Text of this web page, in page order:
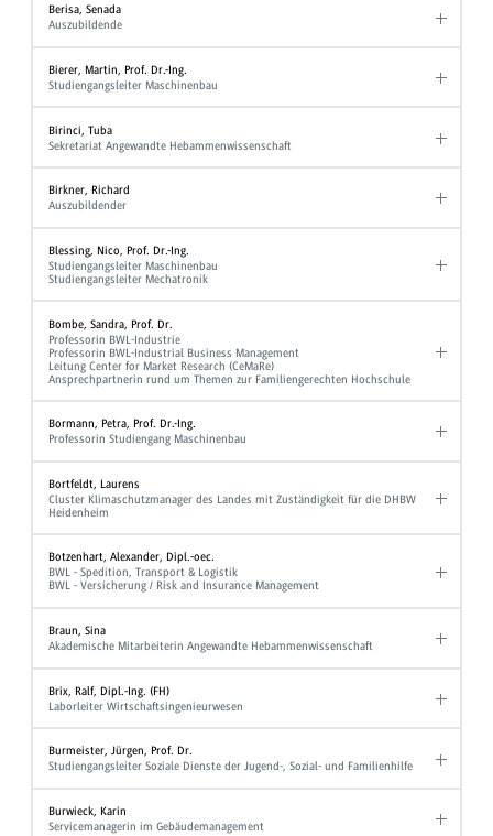
Berisa, Senada
Auszubildende
Bierer, Martin, Prof. Dr.-Ing.
Studiengangsleiter Maschinenbau
Birinci, Tuba
Sekretariat Angewandte Hebammenwissenschaft
Birkner, Richard
Auszubildender
Blessing, Nico, Prof. Dr.-Ing.
Studiengangsleiter Maschinenbau
Studiengangsleiter Mechatronik
Bombe, Sandra, Prof. Dr.
Professorin BWL-Industrie
Professorin BWL-Industrial Business Management
Leitung Center for Market Research (CeMaRe)
Ansprechpartnerin rund um Themen zur Familiengerechten Hochschule
Bormann, Petra, Prof. Dr.-Ing.
Professorin Studiengang Maschinenbau
Bortfeldt, Laurens
Cluster Klimaschutzmanager des Landes mit Zuständigkeit für die DHBW
Heidenheim
Botzenhart, Alexander, Dipl.-oec.
BWL - Spedition, Transport & Logistik
BWL - Versicherung / Risk and Insurance Management
Braun, Sina
Akademische Mitarbeiterin Angewandte Hebammenwissenschaft
Brix, Ralf, Dipl.-Ing. (FH)
Laborleiter Wirtschaftsingenieurwesen
Burmeister, Jürgen, Prof. Dr.
Studiengangsleiter Soziale Dienste der Jugend-, Sozial- und Familienhilfe
Burwieck, Karin
Servicemanagerin im Gebäudemanagement